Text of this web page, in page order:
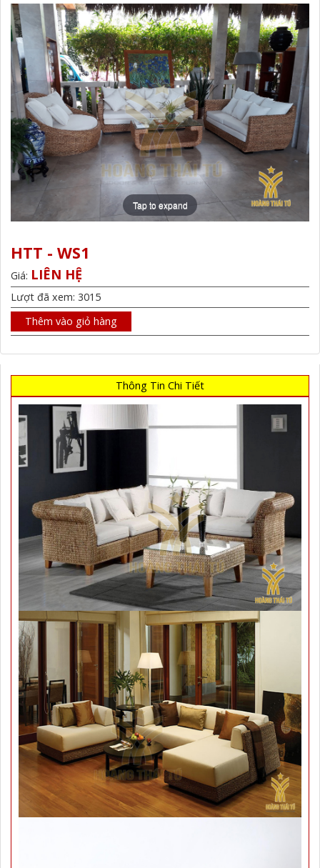
Tap to expand
HTT - WS1
Giá: LIÊN HỆ
Lượt đã xem: 3015
Thêm vào giỏ hàng
Thông Tin Chi Tiết